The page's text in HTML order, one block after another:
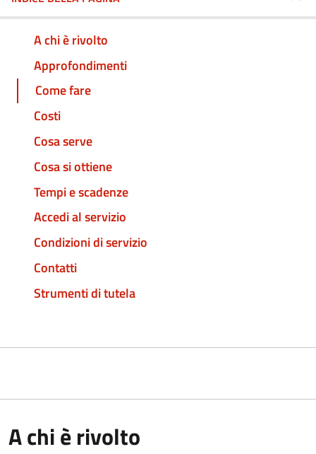
A chi è rivolto
Approfondimenti
Come fare
Costi
Cosa serve
Cosa si ottiene
Tempi e scadenze
Accedi al servizio
Condizioni di servizio
Contatti
Strumenti di tutela
A chi è rivolto